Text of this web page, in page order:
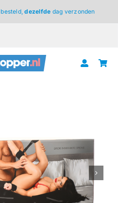
besteld,dezelfde dag verzonden